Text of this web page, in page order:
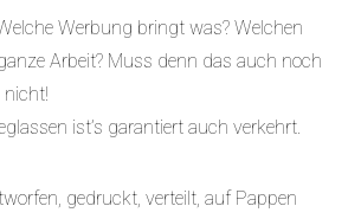
Werbung bringt was? Welchen
Arbeit? Muss denn das auch noch
nicht!
ist’s garantiert auch verkehrt.
gedruckt, verteilt, auf Pappen